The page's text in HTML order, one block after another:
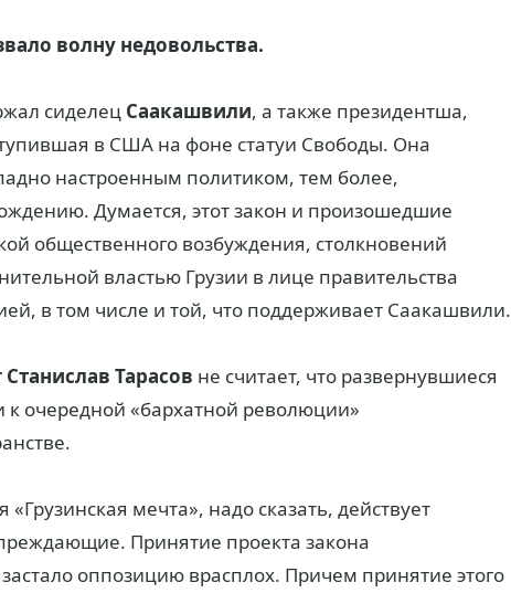
волну недовольства.
сиделец Саакашвили, а также президентша,
в США на фоне статуи Свободы. Она
настроенным политиком, тем более,
Думается, этот закон и произошедшие
общественного возбуждения, столкновений
властью Грузии в лице правительства
в том числе и той, что поддерживает Саакашвили.
Тарасов не считает, что развернувшиеся
к очередной «бархатной революции»
мечта», надо сказать, действует
Принятие проекта закона
оппозицию врасплох. Причем принятие этого